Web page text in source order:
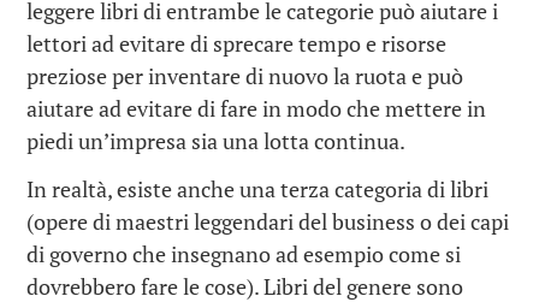
leggere libri di entrambe le categorie può aiutare i
lettori ad evitare di sprecare tempo e risorse
preziose per inventare di nuovo la ruota e può
aiutare ad evitare di fare in modo che mettere in
piedi un’impresa sia una lotta continua.
In realtà, esiste anche una terza categoria di libri
(opere di maestri leggendari del business o dei capi
di governo che insegnano ad esempio come si
dovrebbero fare le cose). Libri del genere sono